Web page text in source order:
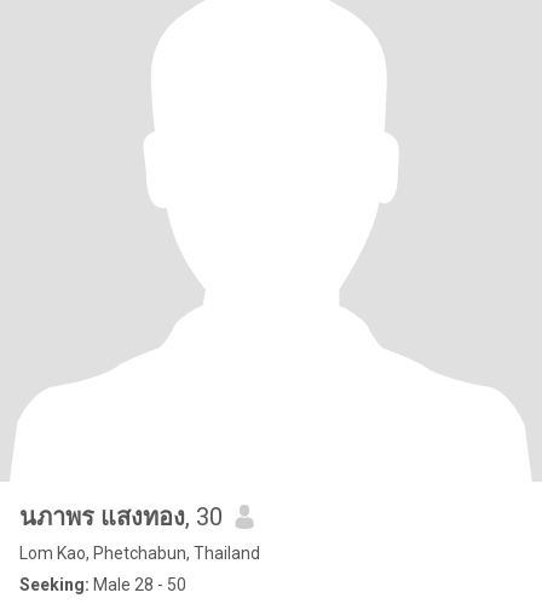
นภาพร แสงทอง, 30
Lom Kao, Phetchabun, Thailand
Seeking: Male 28 - 50